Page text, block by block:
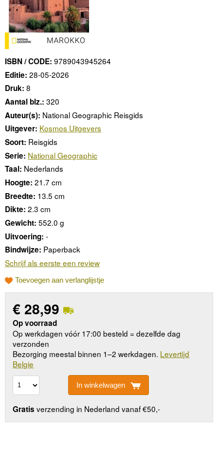
ISBN / CODE: 9789043945264
Editie: 28-05-2026
Druk: 8
Aantal blz.: 320
Auteur(s): National Geographic Reisgids
Uitgever: Kosmos Uitgevers
Soort: Reisgids
Serie: National Geographic
Taal: Nederlands
Hoogte: 21.7 cm
Breedte: 13.5 cm
Dikte: 2.3 cm
Gewicht: 552.0 g
Uitvoering: -
Bindwijze: Paperback
Schrijf als eerste een review
Toevoegen aan verlanglijstje
€ 28,99
Op voorraad
Op werkdagen vóór 17:00 besteld = dezelfde dag
verzonden
Bezorging meestal binnen 1–2 werkdagen. Levertijd
Belgie
In winkelwagen
Gratis verzending in Nederland vanaf €50,-